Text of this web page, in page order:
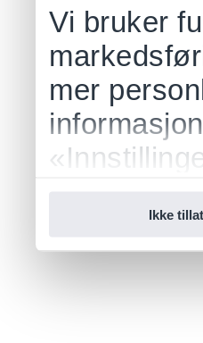
Vi bruker
mer
Ikke tillat